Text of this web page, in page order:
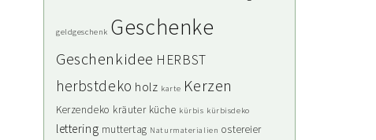
geldgeschenk Geschenke
Geschenkidee HERBST
herbstdeko holz karte Kerzen
Kerzendeko kräuter küche kürbis kürbisdeko
lettering muttertag Naturmaterialien ostereier